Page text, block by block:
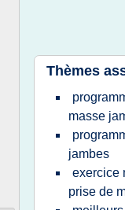
Thèmes
masse
jambes
exercice
prise de